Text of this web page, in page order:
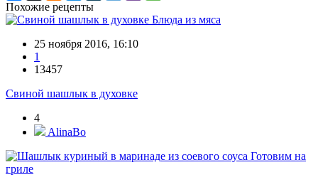
Похожие рецепты
Блюда из мяса
25 ноября 2016, 16:10
1
13457
Свиной шашлык в духовке
4
AlinaBo
Готовим на
гриле